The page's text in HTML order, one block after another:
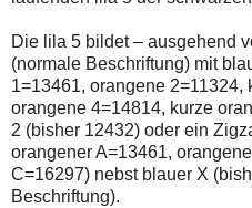
versuchen
es
zu
einem
späteren
Zeitpunkt
noch
einmal.
Sollte
Die lila 5 bildet – ausgehend
(normale Beschriftung) mit
1=13461, orangene 2=11324,
orangene 4=14814, kurze
2 (bisher 12432) oder ein
orangener A=13461,
C=16297) nebst blauer X
Beschriftung).